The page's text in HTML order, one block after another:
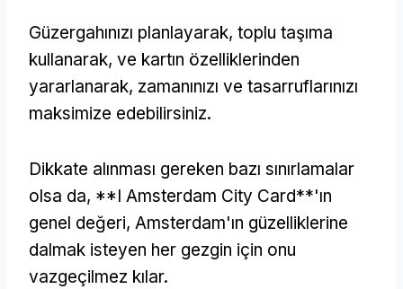
Güzergahınızı planlayarak, toplu taşıma
kullanarak, ve kartın özelliklerinden
yararlanarak, zamanınızı ve tasarruflarınızı
maksimize edebilirsiniz.
Dikkate alınması gereken bazı sınırlamalar
olsa da, **I Amsterdam City Card**'ın
genel değeri, Amsterdam'ın güzelliklerine
dalmak isteyen her gezgin için onu
vazgeçilmez kılar.